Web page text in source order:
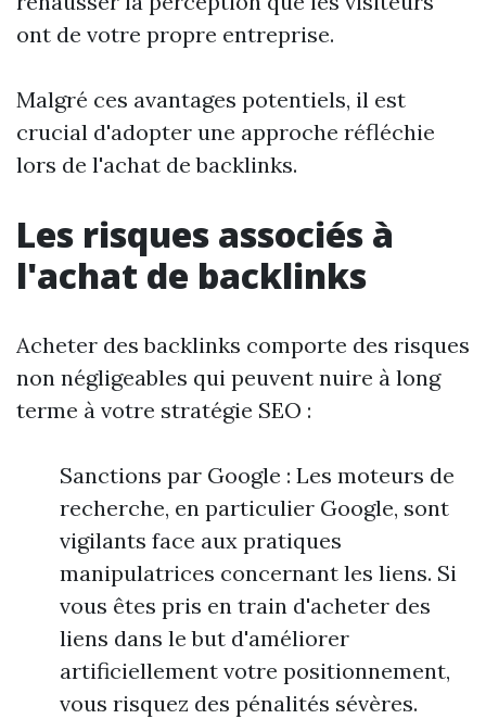
ont de votre propre entreprise.
Malgré ces avantages potentiels, il est
crucial d'adopter une approche réfléchie
lors de l'achat de backlinks.
Les risques associés à
l'achat de backlinks
Acheter des backlinks comporte des risques
non négligeables qui peuvent nuire à long
terme à votre stratégie SEO :
Sanctions par Google : Les moteurs de
recherche, en particulier Google, sont
vigilants face aux pratiques
manipulatrices concernant les liens. Si
vous êtes pris en train d'acheter des
liens dans le but d'améliorer
artificiellement votre positionnement,
vous risquez des pénalités sévères.